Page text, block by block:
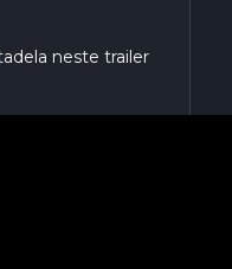
neste trailer